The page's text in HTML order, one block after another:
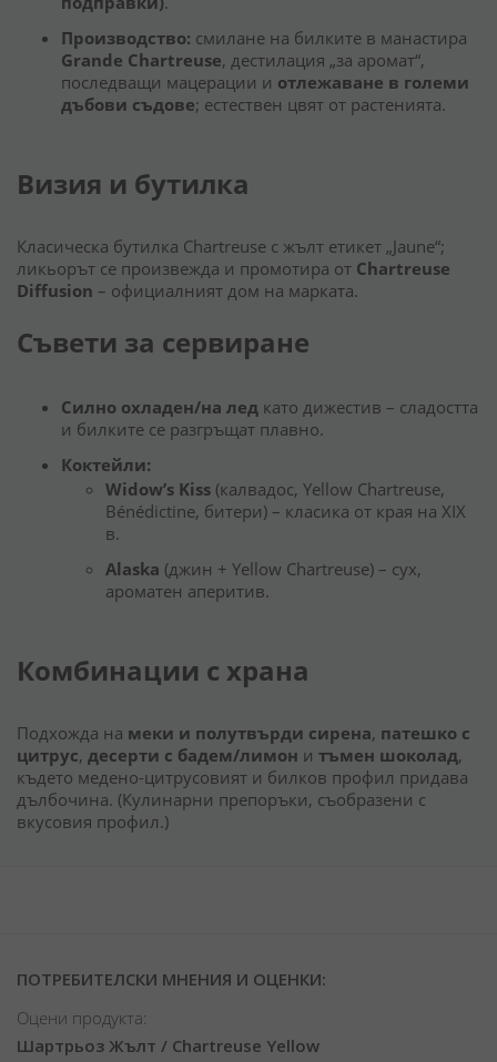
Производство: смилане на билките в манастира
Grande Chartreuse, дестилация „за аромат“,
последващи мацерации и отлежаване в големи
дъбови съдове; естествен цвят от растенията.
Визия и бутилка
Класическа бутилка Chartreuse с жълт етикет „Jaune“;
ликьорът се произвежда и промотира от Chartreuse
Diffusion – официалният дом на марката.
Съвети за сервиране
Силно охладен/на лед като дижестив – сладостта
и билките се разгръщат плавно.
Коктейли:
Widow’s Kiss (калвадос, Yellow Chartreuse,
Bénédictine, битери) – класика от края на XIX
в.
Alaska (джин + Yellow Chartreuse) – сух,
ароматен аперитив.
Комбинации с храна
Подхожда на меки и полутвърди сирена, патешко с
цитрус, десерти с бадем/лимон и тъмен шоколад,
където медено-цитрусовият и билков профил придава
дълбочина. (Кулинарни препоръки, съобразени с
вкусовия профил.)
ПОТРЕБИТЕЛСКИ МНЕНИЯ И ОЦЕНКИ:
Оцени продукта:
Шартрьоз Жълт / Chartreuse Yellow